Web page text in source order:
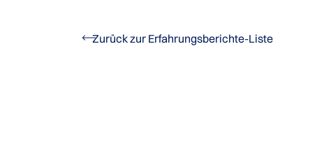
Zurück zur Erfahrungsberichte-Liste